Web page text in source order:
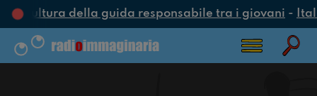
cultura della guida responsabile tra i giovani-